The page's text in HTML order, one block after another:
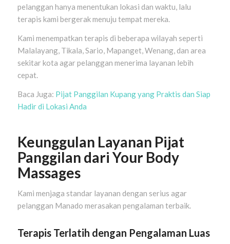
pelanggan hanya menentukan lokasi dan waktu, lalu
terapis kami bergerak menuju tempat mereka.
Kami menempatkan terapis di beberapa wilayah seperti
Malalayang, Tikala, Sario, Mapanget, Wenang, dan area
sekitar kota agar pelanggan menerima layanan lebih
cepat.
Baca Juga: Pijat Panggilan Kupang yang Praktis dan Siap
Hadir di Lokasi Anda
Keunggulan Layanan Pijat
Panggilan dari Your Body
Massages
Kami menjaga standar layanan dengan serius agar
pelanggan Manado merasakan pengalaman terbaik.
Terapis Terlatih dengan Pengalaman Luas